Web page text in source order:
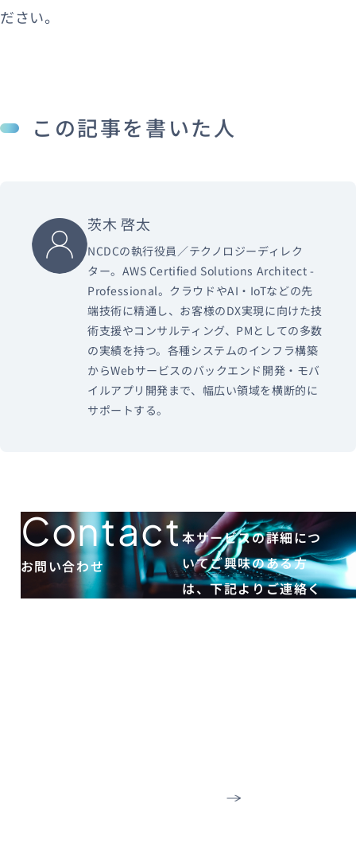
ださい。
この記事を書いた人
茨木 啓太
NCDCの執行役員／テクノロジーディレク
ター。AWS Certified Solutions Architect -
Professional。クラウドやAI・IoTなどの先
端技術に精通し、お客様のDX実現に向けた技
術支援やコンサルティング、PMとしての多数
の実績を持つ。各種システムのインフラ構築
からWebサービスのバックエンド開発・モバ
イルアプリ開発まで、幅広い領域を横断的に
サポートする。
Contact
お問い合わせ
本サービスの詳細につ
いてご興味のある方
は、下記よりご連絡く
call050-3852-